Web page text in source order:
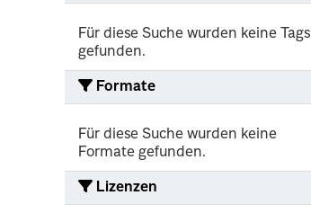
Für diese Suche wurden keine Tags
gefunden.
Formate
Für diese Suche wurden keine
Formate gefunden.
Lizenzen